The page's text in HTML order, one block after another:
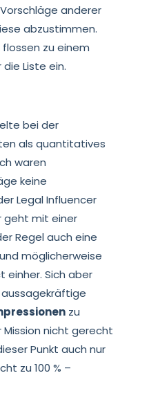
anderer
abzustimmen.
flossen zu einem
Liste ein.
bei der
als quantitatives
waren
keine
Legal Influencer
geht mit einer
Regel auch eine
möglicherweise
einher. Sich aber
zu
Mission nicht gerecht
Punkt auch nur
zu 100 % –